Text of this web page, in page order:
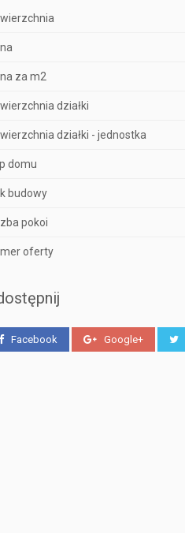
za m2
działki
działki - jednostka
domu
budowy
pokoi
oferty
Facebook Google+